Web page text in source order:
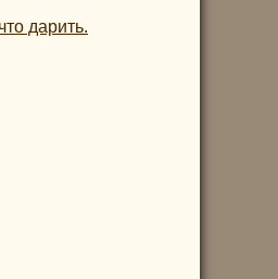
дарить.